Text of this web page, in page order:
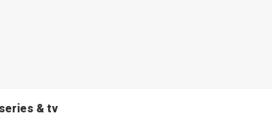
series & tv